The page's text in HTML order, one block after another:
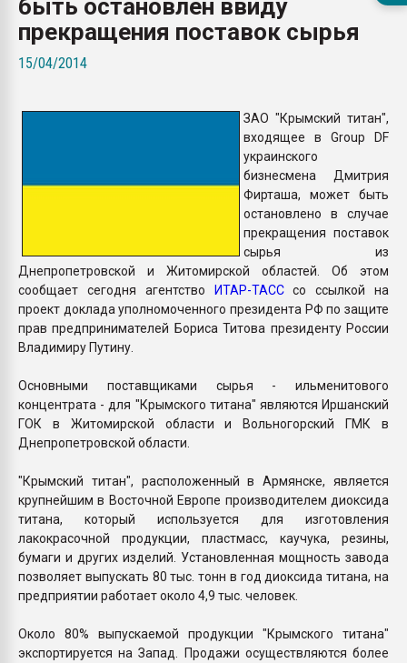
ситуацией на
Всё, что касается
быть остановлен ввиду
прекращения поставок сырья
15/04/2014
ЗАО "Крымский титан",
входящее в Group DF
украинского
бизнесмена Дмитрия
Фирташа, может быть
остановлено в случае
прекращения поставок
сырья из
Днепропетровской и Житомирской областей. Об этом
сообщает сегодня агентство ИТАР-ТАССсо ссылкой на
проект доклада уполномоченного президента РФ по защите
прав предпринимателей Бориса Титова президенту России
Владимиру Путину.
Основными поставщиками сырья - ильменитового
концентрата - для "Крымского титана" являются Иршанский
ГОК в Житомирской области и Вольногорский ГМК в
Днепропетровской области.
"Крымский титан", расположенный в Армянске, является
крупнейшим в Восточной Европе производителем диоксида
титана, который используется для изготовления
лакокрасочной продукции, пластмасс, каучука, резины,
бумаги и других изделий. Установленная мощность завода
позволяет выпускать 80 тыс. тонн в год диоксида титана, на
предприятии работает около 4,9 тыс. человек.
Около 80% выпускаемой продукции "Крымского титана"
экспортируется на Запад. Продажи осуществляются более